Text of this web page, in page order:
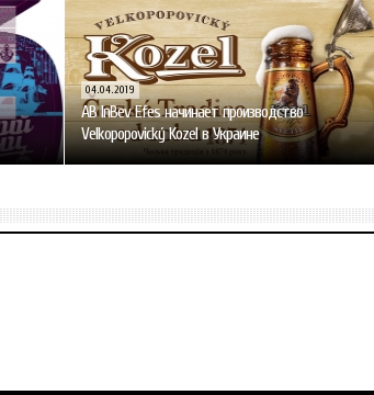
04.04.2019
AB InBev Efes начинает производство
Velkopopovický Kozel в Украине